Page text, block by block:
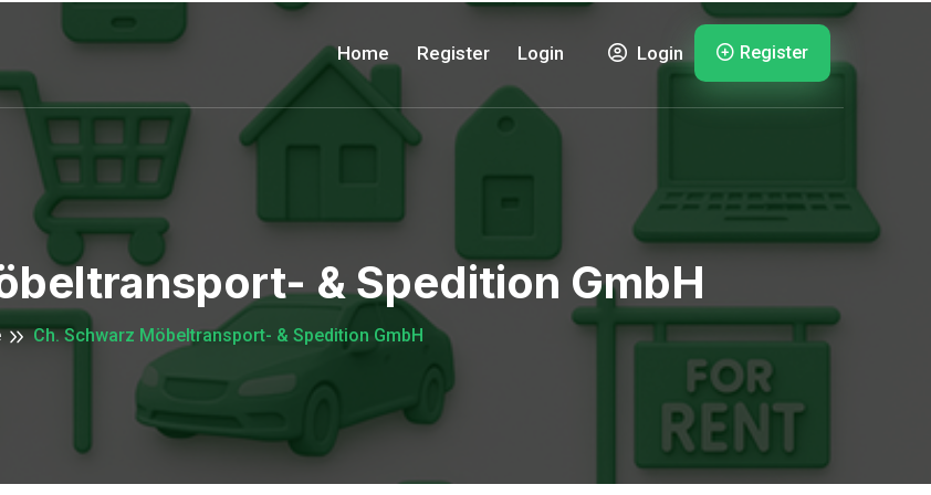
Home Register Login Login Register
& Spedition GmbH
Ch. Schwarz Möbeltransport- & Spedition GmbH